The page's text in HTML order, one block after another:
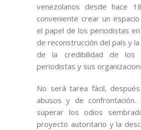
venezolanos desde hace
conveniente crear un
el papel de los periodistas
de reconstrucción del país y
de la credibilidad de los
periodistas y sus
No será tarea fácil,
abusos y de confrontación.
superar los odios
proyecto autoritario y la